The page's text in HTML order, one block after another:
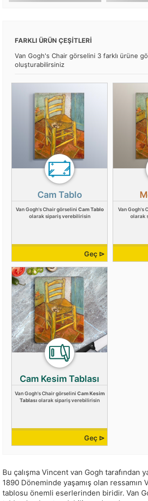
FARKLI ÜRÜN ÇEŞİTLERİ
Van Gogh's Chair görselini 3 farklı ürüne
oluşturabilirsiniz
Cam Tablo
Van Gogh's Chair görselini Cam Tablo
olarak sipariş verebilirisin
Geç ⊳
Van Gogh's
olarak
Cam Kesim Tablası
Van Gogh's Chair görselini Cam Kesim
Tablası olarak sipariş verebilirisin
Geç ⊳
Bu çalışma Vincent van Gogh tarafından
1890 Döneminde yaşamış olan ressamın
tablosu önemli eserlerinden biridir. Van